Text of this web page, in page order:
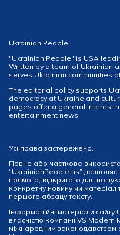
Ukrainian People
"Ukrainian People" is USA
Written by a team of Ukrainian
serves Ukrainian communities
The editorial policy supports
democracy at Ukraine and
pages offer a general interest
entertainment news.
Усі права застережено.
Повне або часткове
“UkrainianPeople.us”
прямого, відкритого для
конкретну новину чи
першого абзацу тексту.
Інформаційні матеріали
власністю компанії VS
міжнародним законодавством